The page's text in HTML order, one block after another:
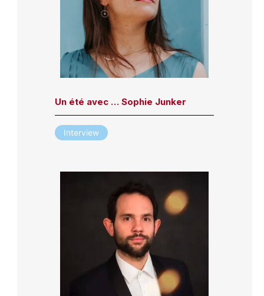
Un été avec … Sophie Junker
Interview